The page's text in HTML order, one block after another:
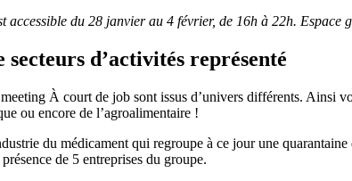
accessible du 28 janvier au 4 février, de 16h à 22h. Espace
d’activités représenté
À court de job sont issus d’univers différents. Ainsi
ou encore de l’agroalimentaire !
du médicament qui regroupe à ce jour une quarantaine
de 5 entreprises du groupe.